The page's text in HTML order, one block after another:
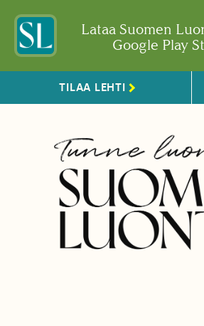
Lataa Suomen
Google Play
TILAA LEHTI